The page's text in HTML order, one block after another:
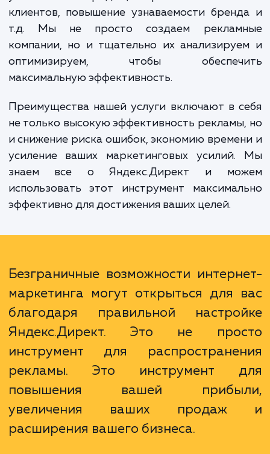
Мы занимаемся профессиональной
Яндекс.Директ, целью которой
достижение ваших бизнес-
наименьшими затратами. Это может
клиентов, повышение узнаваемости
т.д. Мы не просто создаем
компании, но и тщательно их
оптимизируем, чтобы
Преимущества нашей услуги включают в
не только высокую эффективность
усиление ваших маркетинговых
использовать этот инструмент
эффективно для достижения ваших целей.
Безграничные возможности
маркетинга могут открыться для